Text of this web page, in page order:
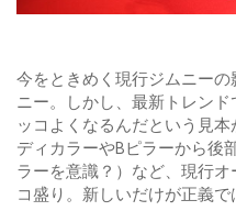
今をときめく現行ジムニー
ニー。しかし、最新トレン
ッコよくなるんだという見
ディカラーやBピラーから後
ラーを意識？）など、現行
コ盛り。新しいだけが正義で